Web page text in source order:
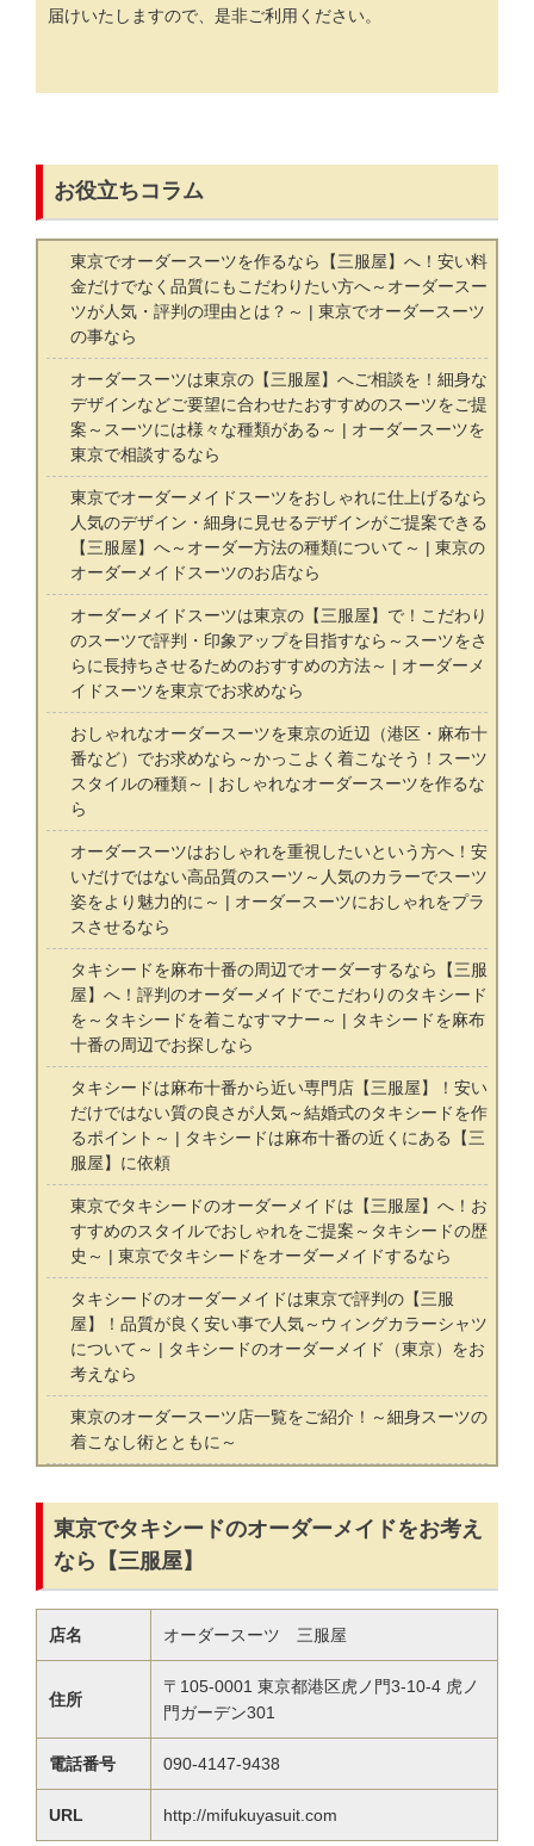
届けいたしますので、是非ご利用ください。
お役立ちコラム
東京でオーダースーツを作るなら【三服屋】へ！安い料
金だけでなく品質にもこだわりたい方へ～オーダースー
ツが人気・評判の理由とは？～ | 東京でオーダースーツ
の事なら
オーダースーツは東京の【三服屋】へご相談を！細身な
デザインなどご要望に合わせたおすすめのスーツをご提
案～スーツには様々な種類がある～ | オーダースーツを
東京で相談するなら
東京でオーダーメイドスーツをおしゃれに仕上げるなら
人気のデザイン・細身に見せるデザインがご提案できる
【三服屋】へ～オーダー方法の種類について～ | 東京の
オーダーメイドスーツのお店なら
オーダーメイドスーツは東京の【三服屋】で！こだわり
のスーツで評判・印象アップを目指すなら～スーツをさ
らに長持ちさせるためのおすすめの方法～ | オーダーメ
イドスーツを東京でお求めなら
おしゃれなオーダースーツを東京の近辺（港区・麻布十
番など）でお求めなら～かっこよく着こなそう！スーツ
スタイルの種類～ | おしゃれなオーダースーツを作るな
ら
オーダースーツはおしゃれを重視したいという方へ！安
いだけではない高品質のスーツ～人気のカラーでスーツ
姿をより魅力的に～ | オーダースーツにおしゃれをプラ
スさせるなら
タキシードを麻布十番の周辺でオーダーするなら【三服
屋】へ！評判のオーダーメイドでこだわりのタキシード
を～タキシードを着こなすマナー～ | タキシードを麻布
十番の周辺でお探しなら
タキシードは麻布十番から近い専門店【三服屋】！安い
だけではない質の良さが人気～結婚式のタキシードを作
るポイント～ | タキシードは麻布十番の近くにある【三
服屋】に依頼
東京でタキシードのオーダーメイドは【三服屋】へ！お
すすめのスタイルでおしゃれをご提案～タキシードの歴
史～ | 東京でタキシードをオーダーメイドするなら
タキシードのオーダーメイドは東京で評判の【三服
屋】！品質が良く安い事で人気～ウィングカラーシャツ
について～ | タキシードのオーダーメイド（東京）をお
考えなら
東京のオーダースーツ店一覧をご紹介！～細身スーツの
着こなし術とともに～
東京でタキシードのオーダーメイドをお考え
なら【三服屋】
店名 オーダースーツ 三服屋
住所
〒105-0001 東京都港区虎ノ門3-10-4 虎ノ
門ガーデン301
電話番号 090-4147-9438
URL http://mifukuyasuit.com